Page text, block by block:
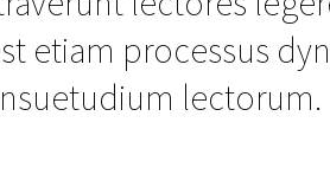
etiam processus
lectorum.